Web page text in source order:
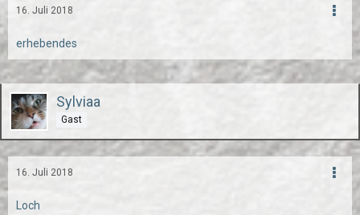
16. Juli 2018
erhebendes
Sylviaa
Gast
16. Juli 2018
Loch